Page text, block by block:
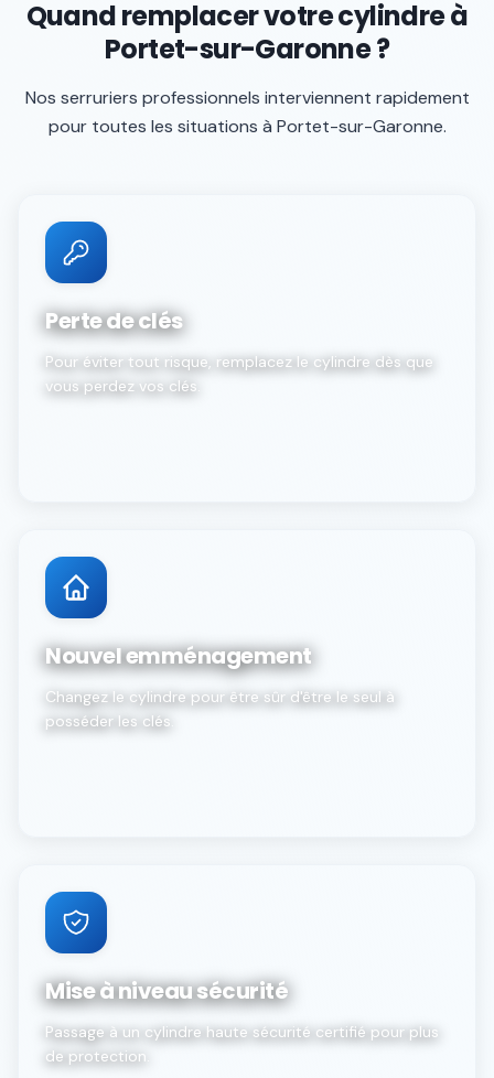
Quand remplacer votre cylindre à
Portet-sur-Garonne ?
Nos serruriers professionnels interviennent rapidement
pour toutes les situations à Portet-sur-Garonne.
Perte de clés
Pour éviter tout risque, remplacez le cylindre dès que
vous perdez vos clés.
Nouvel emménagement
Changez le cylindre pour être sûr d'être le seul à
posséder les clés.
Mise à niveau sécurité
Passage à un cylindre haute sécurité certifié pour plus
de protection.